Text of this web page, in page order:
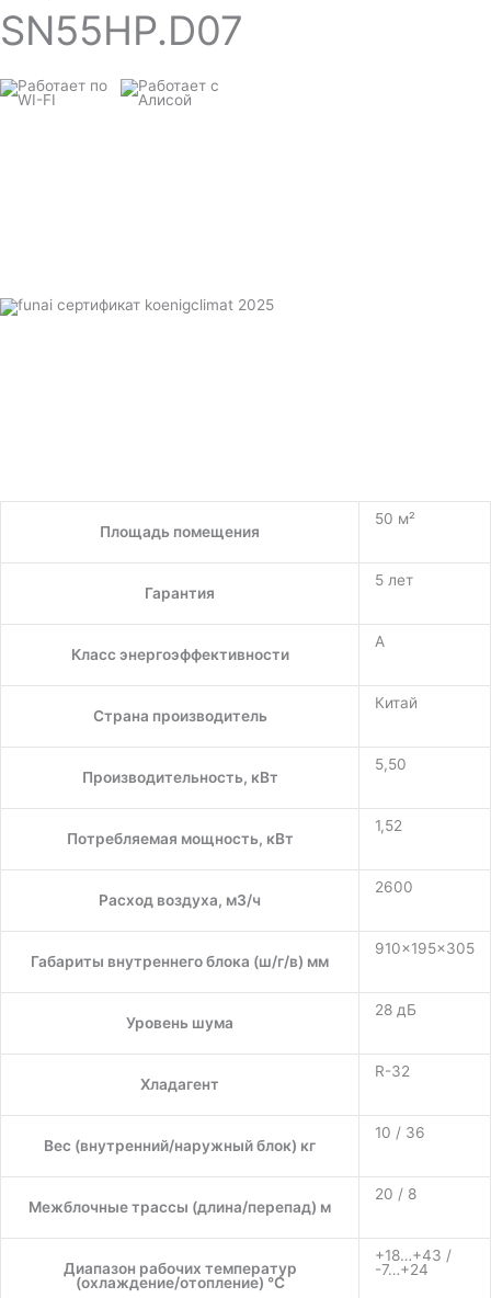
SN55HP.D07
Площадь помещения
50 м²
Гарантия
5 лет
Класс энергоэффективности
A
Страна производитель
Китай
Производительность, кВт
5,50
Потребляемая мощность, кВт
1,52
Расход воздуха, м3/ч
2600
Габариты внутреннего блока (ш/г/в) мм
910×195×305
Уровень шума
28 дБ
Хладагент
R-32
Вес (внутренний/наружный блок) кг
10 / 36
Межблочные трассы (длина/перепад) м
20 / 8
Диапазон рабочих температур
(охлаждение/отопление) °C
+18…+43 /
-7…+24